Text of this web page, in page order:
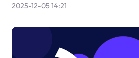
2025-12-05 14:21